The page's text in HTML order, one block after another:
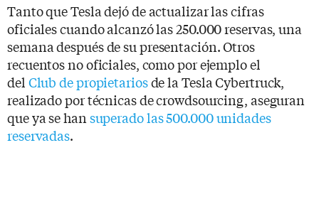
Tanto que Tesla dejó de actualizar las cifras
oficiales cuando alcanzó las 250.000 reservas, una
semana después de su presentación. Otros
recuentos no oficiales, como por ejemplo el
del Club de propietariosde la Tesla Cybertruck,
realizado por técnicas de crowdsourcing, aseguran
que ya se hansuperado las 500.000 unidades
reservadas.